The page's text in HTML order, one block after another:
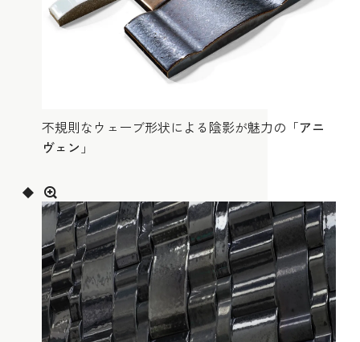
不規則なウェーブ形状による陰影が魅力の「アニ
ヴェン 」